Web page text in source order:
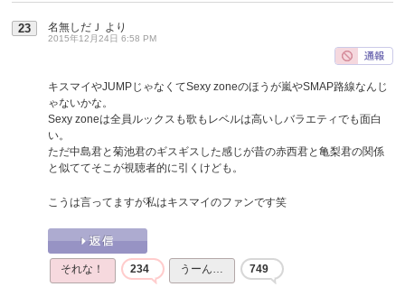
23 名無しだＪ より
2015年12月24日 6:58 PM
キスマイやJUMPじゃなくてSexy zoneのほうが嵐やSMAP路線なんじ
ゃないかな。
Sexy zoneは全員ルックスも歌もレベルは高いしバラエティでも面白
い。
ただ中島君と菊池君のギスギスした感じが昔の赤西君と亀梨君の関係
と似ててそこが視聴者的に引くけども。
こうは言ってますが私はキスマイのファンです笑
それな！ 234 うーん… 749